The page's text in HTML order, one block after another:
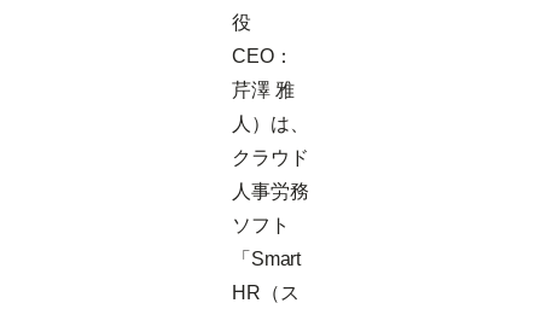
役
CEO：
芹澤 雅
人）は、
クラウド
人事労務
ソフト
「Smart
HR（ス